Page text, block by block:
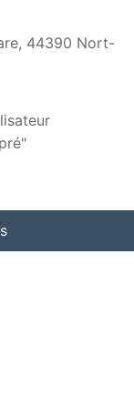
44390 Nort-